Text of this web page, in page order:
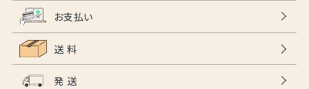
お支払い
送 料
発 送